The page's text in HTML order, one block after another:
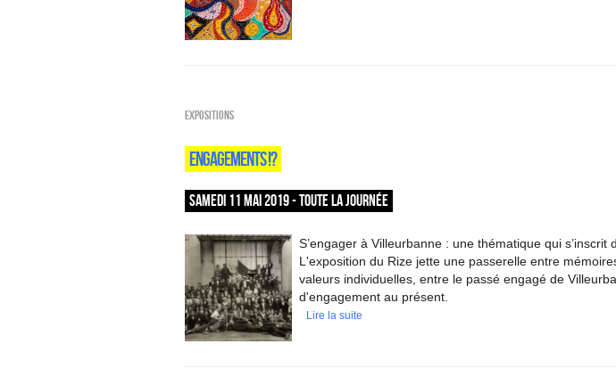
EXPOSITIONS
ENGAGEMENTS !?
SAMEDI 11 MAI 2019 - TOUTE LA JOURNÉE
S’engager à Villeurbanne : une thématique qui s’inscrit
L'exposition du Rize jette une passerelle entre
valeurs individuelles, entre le passé engagé de
d'engagement au présent.
Lire la suite